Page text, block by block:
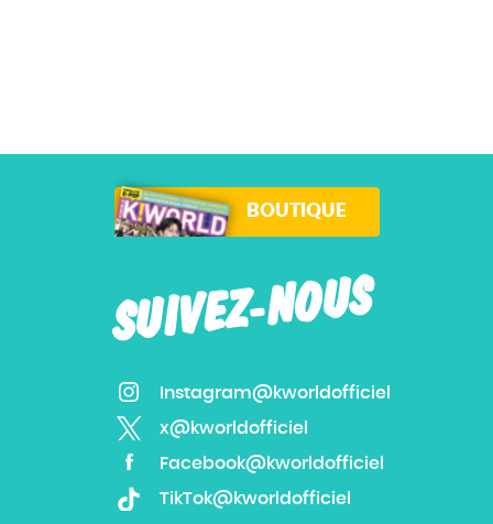
SUIVEZ-NOUS
Instagram@kworldofficiel
x@kworldofficiel
Facebook@kworldofficiel
TikTok@kworldofficiel
BOUTIQUE